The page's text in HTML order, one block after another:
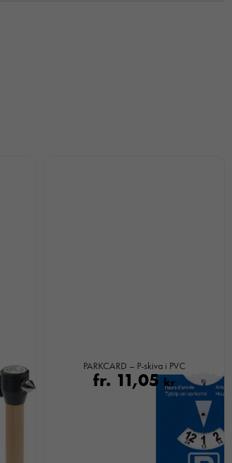
PARKCARD – P-skiva i PVC
fr. 11,05kr